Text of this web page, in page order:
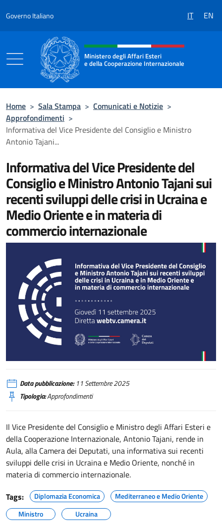
Governo Italiano IT EN
Intestazione sito, social e menù
Ministero degli Affari Esteri
e della Cooperazione Internazionale
Home > Sala Stampa > Comunicati e Notizie >
Approfondimenti >
Informativa del Vice Presidente del Consiglio e Ministro
Antonio Tajani...
Informativa del Vice Presidente del
Consiglio e Ministro Antonio Tajani sui
recenti sviluppi delle crisi in Ucraina e
Medio Oriente e in materia di
commercio internazionale
Informativa del Vice Presidente del Consiglio e Ministro Antonio Tajani
Data pubblicazione:11 Settembre 2025
Tipologia:Approfondimenti
Il Vice Presidente del Consiglio e Ministro degli Affari Esteri e
della Cooperazione Internazionale, Antonio Tajani, rende in
Aula, alla Camera dei Deputati, una informativa sui recenti
sviluppi delle crisi in Ucraina e Medio Oriente, nonché in
materia di commercio internazionale.
Tags:
Diplomazia Economica
Mediterraneo e Medio Oriente
Ministro
Ucraina